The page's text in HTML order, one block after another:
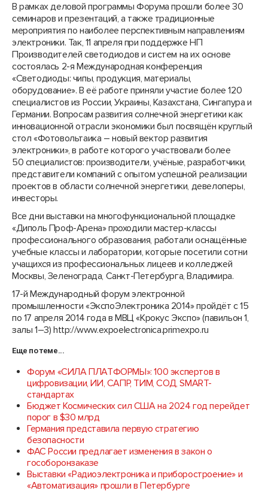
В рамках деловой программы Форума прошли более 30
семинаров и презентаций, а также традиционные
мероприятия по наиболее перспективным направлениям
электроники. Так, 11 апреля при поддержке НП
Производителей светодиодов и систем на их основе
состоялась 2-я Международная конференция
«Светодиоды: чипы, продукция, материалы,
оборудование». В её работе приняли участие более 120
специалистов из России, Украины, Казахстана, Сингапура и
Германии. Вопросам развития солнечной энергетики как
инновационной отрасли экономики был посвящён круглый
стол «Фотовольтаика – новый вектор развития
электроники», в работе которого участвовали более
50 специалистов: производители, учёные, разработчики,
представители компаний с опытом успешной реализации
проектов в области солнечной энергетики, девелоперы,
инвесторы.
Все дни выставки на многофункциональной площадке
«Диполь Проф-Арена» проходили мастер-классы
профессионального образования, работали оснащённые
учебные классы и лаборатории, которые посетили сотни
учащихся из профессиональных лицеев и колледжей
Москвы, Зеленограда, Санкт-Петербурга, Владимира.
17-й Международный форум электронной
промышленности «ЭкспоЭлектроника 2014» пройдёт с 15
по 17 апреля 2014 года в МВЦ «Крокус Экспо» (павильон 1,
залы 1–3) http://www.expoelectronica.primexpo.ru
Еще по теме...
Форум «СИЛА ПЛАТФОРМЫ»: 100 экспертов в
цифровизации, ИИ, САПР, ТИМ, СОД, SMART-
стандартах
Бюджет Космических сил США на 2024 год перейдет
порог в $30 млрд
Германия представила первую стратегию
безопасности
ФАС России предлагает изменения в закон о
гособоронзаказе
Выставки «Радиоэлектроника и приборостроение» и
«Автоматизация» прошли в Петербурге